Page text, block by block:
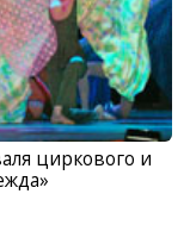
циркового и